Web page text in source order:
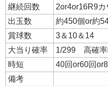
継続回数
2or4or16R9カ
出玉数
約450個or約
賞球数
3＆10＆14
大当り確率
1/299 高確率
時短
40回or60回
備考